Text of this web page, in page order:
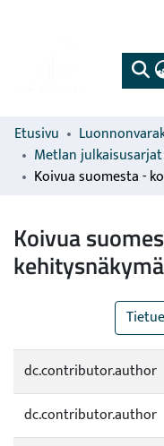
Etusivu
Metlan julkaisusarjat
Koivua
dc.contributor.author
dc.contributor.author